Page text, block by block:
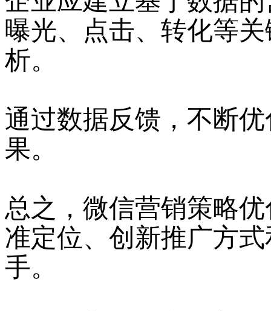
曝光、点击、转化等
析。
通过数据反馈，不断
果。
总之，微信营销策略
准定位、创新推广方
手。